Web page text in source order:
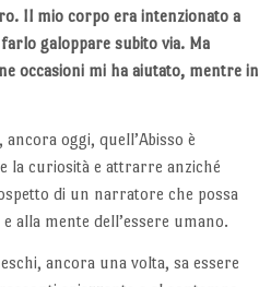
Il mio corpo era intenzionato a
galoppare subito via. Ma
occasioni mi ha aiutato, mentre in
oggi, quell’Abisso è
la curiosità e attrarre anziché
di un narratore che possa
alla mente dell’essere umano.
ancora una volta, sa essere